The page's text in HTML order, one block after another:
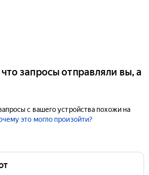
запросы отправляли вы, а
с вашего устройства похожи на
это могло произойти?